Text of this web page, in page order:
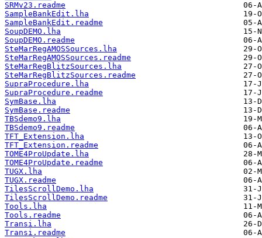
SRMv23.readme
SampleBankEdit.lha
SampleBankEdit.readme
SoupDEMO.lha
SoupDEMO.readme
SteMarRegAMOSSources.lha
SteMarRegAMOSSources.readme
SteMarRegBlitzSources.lha
SteMarRegBlitzSources.readme
SupraProcedure.lha
SupraProcedure.readme
SymBase.lha
SymBase.readme
TBSdemo9.lha
TBSdemo9.readme
TFT_Extension.lha
TFT_Extension.readme
TOME4ProUpdate.lha
TOME4ProUpdate.readme
TUGX.lha
TUGX.readme
TilesScrollDemo.lha
TilesScrollDemo.readme
Tools.lha
Tools.readme
Transi.lha
Transi.readme